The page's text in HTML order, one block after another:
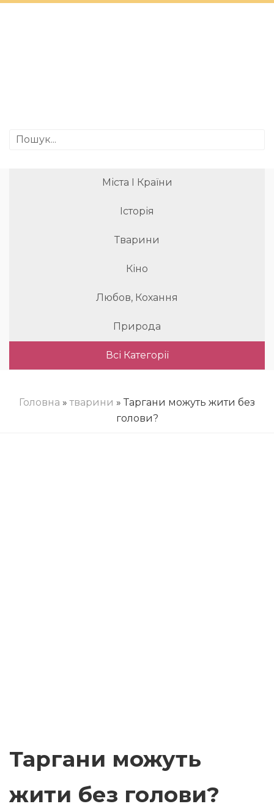
Міста І Країни
Історія
Тварини
Кіно
Любов, Кохання
Природа
Всі Категорії
Головна »тварини » Таргани можуть жити без
голови?
Таргани можуть
жити без голови?